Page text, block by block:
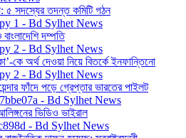
৫ সদস্যের তদন্ত কমিটি গঠন
দম্পতি
কে অর্থ দেওয়া নিয়ে বিতর্কে ইনফান্তিনো
ফাঁদে পড়ে গ্রেপ্তার ভারতের পাইলট
ভিডিও ভাইরাল